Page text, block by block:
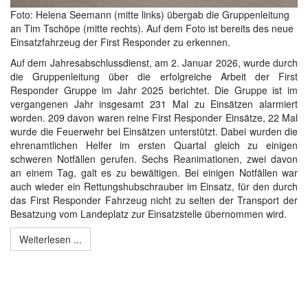
Foto: Helena Seemann (mitte links) übergab die Gruppenleitung
an Tim Tschöpe (mitte rechts). Auf dem Foto ist bereits des neue
Einsatzfahrzeug der First Responder zu erkennen.
Auf dem Jahresabschlussdienst, am 2. Januar 2026, wurde durch
die Gruppenleitung über die erfolgreiche Arbeit der First
Responder Gruppe im Jahr 2025 berichtet. Die Gruppe ist im
vergangenen Jahr insgesamt 231 Mal zu Einsätzen alarmiert
worden. 209 davon waren reine First Responder Einsätze, 22 Mal
wurde die Feuerwehr bei Einsätzen unterstützt. Dabei wurden die
ehrenamtlichen Helfer im ersten Quartal gleich zu einigen
schweren Notfällen gerufen. Sechs Reanimationen, zwei davon
an einem Tag, galt es zu bewältigen. Bei einigen Notfällen war
auch wieder ein Rettungshubschrauber im Einsatz, für den durch
das First Responder Fahrzeug nicht zu selten der Transport der
Besatzung vom Landeplatz zur Einsatzstelle übernommen wird.
Weiterlesen ...